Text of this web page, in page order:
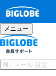
メニュー